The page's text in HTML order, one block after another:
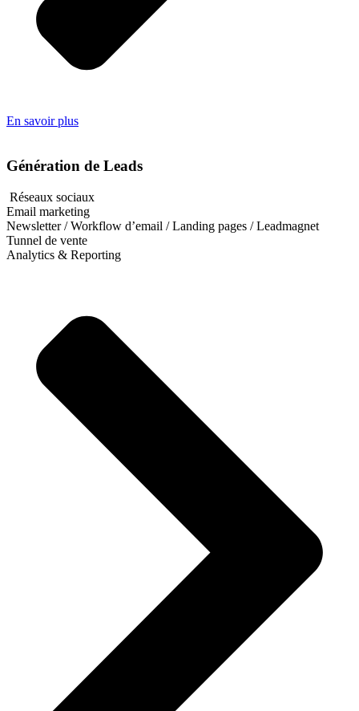
En savoir plus
Génération de Leads
Réseaux sociaux
Email marketing
Newsletter / Workflow d’email / Landing pages / Leadmagnet
Tunnel de vente
Analytics & Reporting